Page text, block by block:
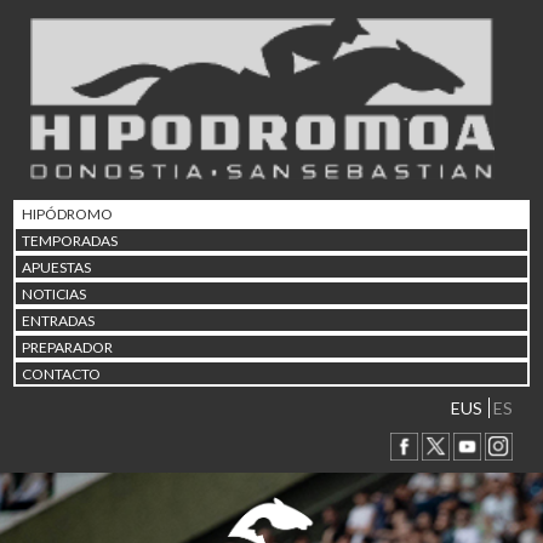
HIPÓDROMO
TEMPORADAS
APUESTAS
NOTICIAS
ENTRADAS
PREPARADOR
CONTACTO
EUS ES
02/08 17:30 Abuztuaren 2a / 2 de
Abuztuaren 9a / 9 de
12/08 12:08 Abuztaren 12a / 12 de
15/08 17:05 Abuztuaren 15a / 15 de
23/08 17:30 Abuztuaren 23a / 23 de
30/08 17:30 Abuztuaren 30a / 30 de
02/09 11:15
06/09 17:30 Irailaren 6a / 6 de
Irailaren 13a / 13 de
30/09 11:30 Irailaren 30a / 30 de